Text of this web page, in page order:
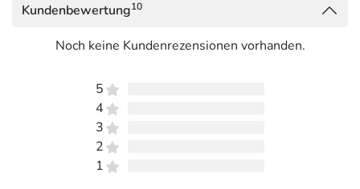
Kundenbewertung10
Noch keine Kundenrezensionen vorhanden.
5
4
3
2
1